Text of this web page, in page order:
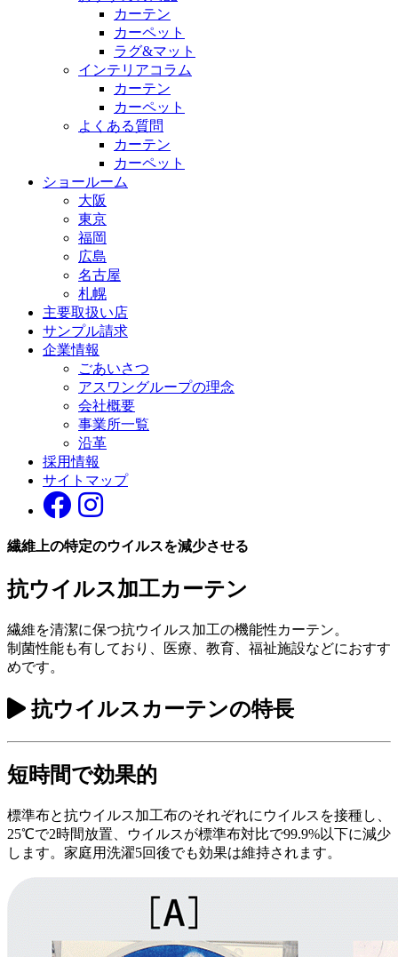
カーテン
カーペット
ラグ&マット
インテリアコラム
カーテン
カーペット
よくある質問
カーテン
カーペット
ショールーム
大阪
東京
福岡
広島
名古屋
札幌
主要取扱い店
サンプル請求
企業情報
ごあいさつ
アスワングループの理念
会社概要
事業所一覧
沿革
採用情報
サイトマップ
繊維上の特定のウイルスを減少させる
抗ウイルス加工カーテン
繊維を清潔に保つ抗ウイルス加工の機能性カーテン。
制菌性能も有しており、医療、教育、福祉施設などにおすす
めです。
抗ウイルスカーテンの特長
短時間で効果的
標準布と抗ウイルス加工布のそれぞれにウイルスを接種し、
25℃で2時間放置、ウイルスが標準布対比で99.9%以下に減少
します。家庭用洗濯5回後でも効果は維持されます。